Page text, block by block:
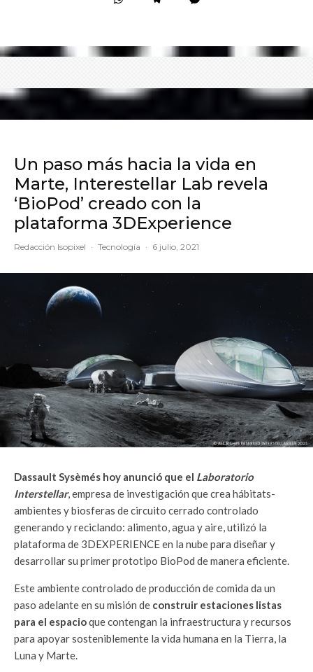
Un paso más hacia la vida en
Marte, Interestellar Lab revela
‘BioPod’ creado con la
plataforma 3DExperience
Redacción Isopixel · Tecnología · 6 julio, 2021
Dassault Sysèmés hoy anunció que el Laboratorio
Interstellar, empresa de investigación que crea hábitats-
ambientes y biosferas de circuito cerrado controlado
generando y reciclando: alimento, agua y aire, utilizó la
plataforma de 3DEXPERIENCE en la nube para diseñar y
desarrollar su primer prototipo BioPod de manera eficiente.
Este ambiente controlado de producción de comida da un
paso adelante en su misión de construir estaciones listas
para el espacioque contengan la infraestructura y recursos
para apoyar sosteniblemente la vida humana en la Tierra, la
Luna y Marte.